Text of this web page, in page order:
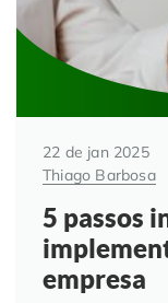
22 de jan 2025
Thiago Barbosa
5 passos
empresa